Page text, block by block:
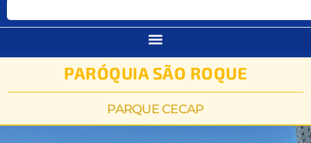
PARÓQUIA SÃO ROQUE
PARQUE CECAP